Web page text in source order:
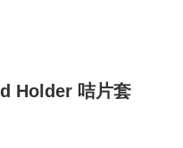
Holder 咭片套